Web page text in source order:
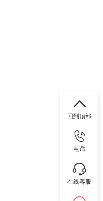
回到顶部
电话
在线客服